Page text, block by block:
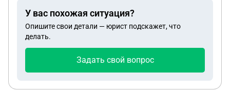
приставам, чтоб списать с него долг за алименты
за 3 года . Я нашла переводы мужа , он переводил
ей деньги в этот период , все предоставила для
приставов, сказали учтут . Дата его исчезновения
30.12 2025 … если он не вернется , эта дата в
У вас похожая ситуация?
Опишите свои детали — юрист подскажет, что
делать.
Задать свой вопрос